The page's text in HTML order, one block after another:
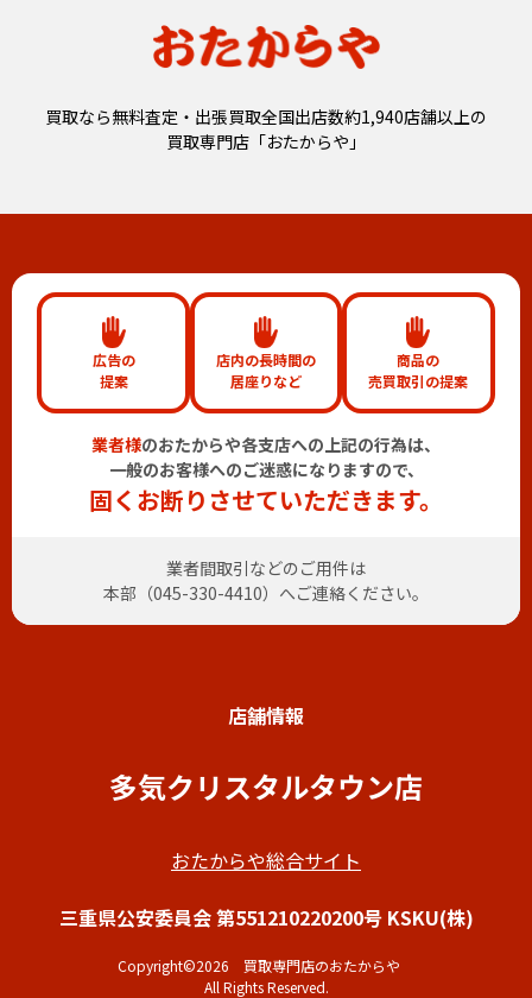
買取なら無料査定・出張買取全国出店数約1,940店舗以上の
買取専門店「おたからや」
広告の
提案
店内の長時間の
居座りなど
商品の
売買取引の提案
業者様のおたからや各支店への上記の行為は、
一般のお客様へのご迷惑になりますので、
固くお断りさせていただきます。
業者間取引などのご用件は
本部（045-330-4410）へご連絡ください。
店舗情報
多気クリスタルタウン店
おたからや総合サイト
三重県公安委員会 第551210220200号 KSKU(株)
Copyright©2026 買取専門店のおたからや
All Rights Reserved.